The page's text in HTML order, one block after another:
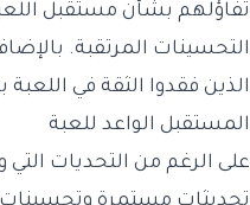
تفاؤلهم بشأن مستقبل
التحسينات المرتقبة.
الذين فقدوا الثقة في اللعبة
المستقبل الواعد للعبة
على الرغم من التحديات التي